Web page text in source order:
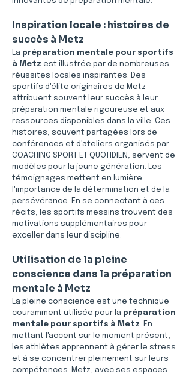
Inspiration locale : histoires de
succès à Metz
La préparation mentale pour sportifs
à Metz est illustrée par de nombreuses
réussites locales inspirantes. Des
sportifs d'élite originaires de Metz
attribuent souvent leur succès à leur
préparation mentale rigoureuse et aux
ressources disponibles dans la ville. Ces
histoires, souvent partagées lors de
conférences et d'ateliers organisés par
COACHING SPORT ET QUOTIDIEN, servent de
modèles pour la jeune génération. Les
témoignages mettent en lumière
l'importance de la détermination et de la
persévérance. En se connectant à ces
récits, les sportifs messins trouvent des
motivations supplémentaires pour
exceller dans leur discipline.
Utilisation de la pleine
conscience dans la préparation
mentale à Metz
La pleine conscience est une technique
couramment utilisée pour la préparation
mentale pour sportifs à Metz. En
mettant l'accent sur le moment présent,
les athlètes apprennent à gérer le stress
et à se concentrer pleinement sur leurs
compétences. Metz, avec ses espaces